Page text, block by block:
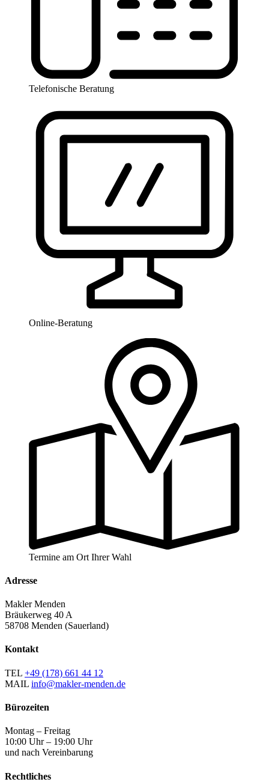
Telefonische Beratung
Online-Beratung
Termine am Ort Ihrer Wahl
Adresse
Makler Menden
Bräukerweg 40 A
58708 Menden (Sauerland)
Kontakt
TEL +49 (178) 661 44 12
MAIL info@makler-menden.de
Bürozeiten
Montag – Freitag
10:00 Uhr – 19:00 Uhr
und nach Vereinbarung
Rechtliches